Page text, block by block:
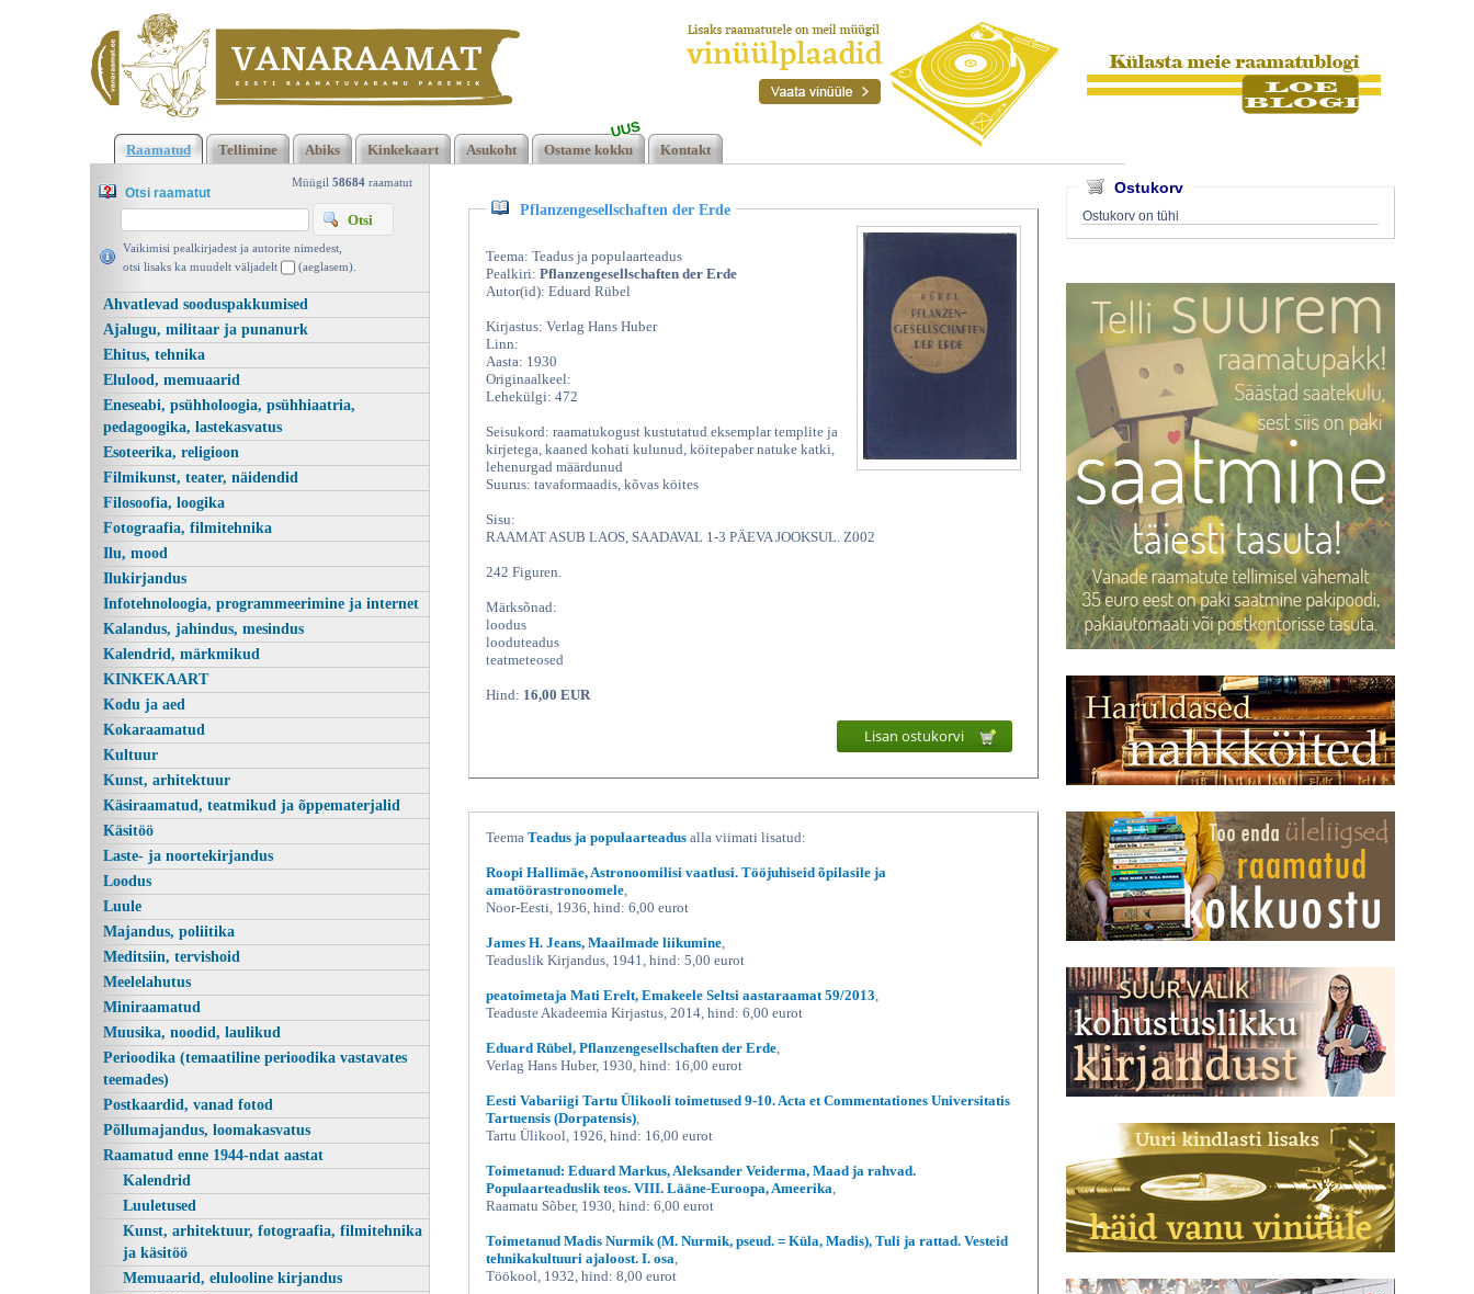
Pflanzengesellschaften der Erde, Eduard
Klõpsa siia , et näha täielikku loendit!Pflanzengesellschaften der
Erde, Eduard Rübel, Verlag Hans Huber 1930 | vanaraamat. ee
Raamatud Tellimine Abiks Kinkekaart Asukoht Ostame kokku
UUS
Kontakt
Müügil 58684 raamatut
Otsi raamatut
Vaikimisi pealkirjadest ja autorite nimedest,
otsi lisaks ka muudelt väljadelt
(aeglasem).
Ahvatlevad sooduspakkumised
Ajalugu, militaar ja punanurk
Ehitus, tehnika
Elulood, memuaarid
Eneseabi, psühholoogia, psühhiaatria,
pedagoogika, lastekasvatus
Esoteerika, religioon
Filmikunst, teater, näidendid
Filosoofia, loogika
Fotograafia, filmitehnika
Ilu, mood
Ilukirjandus
Infotehnoloogia, programmeerimine ja internet
Kalandus, jahindus, mesindus
Kalendrid, märkmikud
KINKEKAART
Kodu ja aed
Kokaraamatud
Kultuur
Kunst, arhitektuur
Käsiraamatud, teatmikud ja õppematerjalid
Käsitöö
Laste- ja noortekirjandus
Loodus
Luule
Majandus, poliitika
Meditsiin, tervishoid
Meelelahutus
Miniraamatud
Muusika, noodid, laulikud
Perioodika (temaatiline perioodika vastavates
teemades)
Postkaardid, vanad fotod
Põllumajandus, loomakasvatus
Raamatud enne 1944-ndat aastat
Kalendrid
Luuletused
Kunst, arhitektuur, fotograafia, filmitehnika
ja käsitöö
Memuaarid, elulooline kirjandus
Ostukorv
Ostukorv on tühi
Pflanzengesellschaften der Erde
Teema: Teadus ja populaarteadus
Pealkiri: Pflanzengesellschaften der Erde
Autor(id): Eduard Rübel
Kirjastus: Verlag Hans Huber
Linn:
Aasta: 1930
Originaalkeel:
Lehekülgi: 472
Seisukord: raamatukogust kustutatud eksemplar templite ja
kirjetega, kaaned kohati kulunud, köitepaber natuke katki,
lehenurgad määrdunud
Suurus: tavaformaadis, kõvas köites
Sisu:
RAAMAT ASUB LAOS, SAADAVAL 1-3 PÄEVA JOOKSUL. Z002
242 Figuren.
Märksõnad:
loodus
looduteadus
teatmeteosed
Hind: 16,00 EUR
Lisan ostukorvi
Teema Teadus ja populaarteadus alla viimati lisatud:
Roopi Hallimäe, Astronoomilisi vaatlusi. Tööjuhiseid õpilasile ja
amatöörastronoomele
Noor-Eesti, 1936, hind: 6,00 eurot
James H. Jeans, Maailmade liikumine
Teaduslik Kirjandus, 1941, hind: 5,00 eurot
peatoimetaja Mati Erelt, Emakeele Seltsi aastaraamat 59/2013
Teaduste Akadeemia Kirjastus, 2014, hind: 6,00 eurot
Eduard Rübel, Pflanzengesellschaften der Erde
Verlag Hans Huber, 1930, hind: 16,00 eurot
Eesti Vabariigi Tartu Ülikooli toimetused 9-10. Acta et Commentationes Universitatis
Tartuensis (Dorpatensis)
Tartu Ülikool, 1926, hind: 16,00 eurot
Toimetanud: Eduard Markus, Aleksander Veiderma, Maad ja rahvad.
Populaarteaduslik teos. VIII. Lääne-Euroopa, Ameerika
Raamatu Sõber, 1930, hind: 6,00 eurot
Toimetanud Madis Nurmik (M. Nurmik, pseud. = Küla, Madis), Tuli ja rattad. Vesteid
tehnikakultuuri ajaloost. I. osa
Töökool, 1932, hind: 8,00 eurot